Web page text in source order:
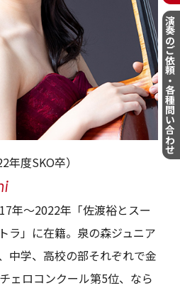
年度SKO卒）
年～2022年「佐渡裕とスー
ラ」に在籍。泉の森ジュニア
中学、高校の部それぞれで金
ェロコンクール第5位、なら
演奏のご依頼・各種問い合わせ